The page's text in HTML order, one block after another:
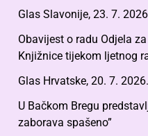
Glas Slavonije, 23. 7.
Obavijest o radu Odjela
Knjižnice tijekom ljetnog
Glas Hrvatske, 20. 7. 2026.
U Bačkom Bregu
zaborava spašeno”